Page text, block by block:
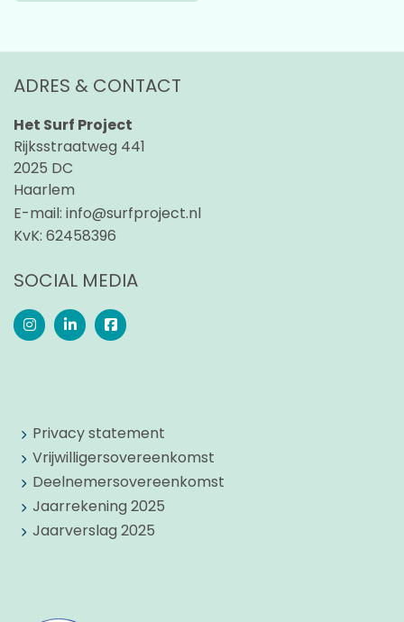
ADRES & CONTACT
Het Surf Project
Rijksstraatweg 441
2025 DC
Haarlem
E-mail: info@surfproject.nl
KvK: 62458396
SOCIAL MEDIA
Privacy statement
Vrijwilligersovereenkomst
Deelnemersovereenkomst
Jaarrekening 2025
Jaarverslag 2025